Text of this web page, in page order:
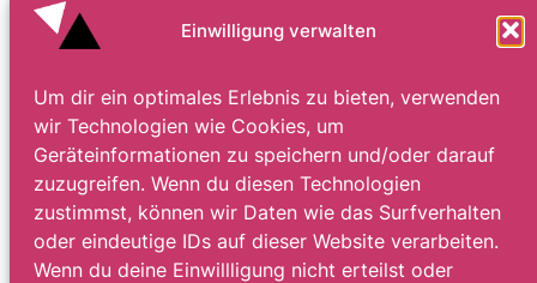
Einwilligung verwalten
Um dir ein optimales Erlebnis zu bieten, verwenden
wir Technologien wie Cookies, um
Geräteinformationen zu speichern und/oder darauf
zuzugreifen. Wenn du diesen Technologien
zustimmst, können wir Daten wie das Surfverhalten
oder eindeutige IDs auf dieser Website verarbeiten.
Wenn du deine Einwillligung nicht erteilst oder